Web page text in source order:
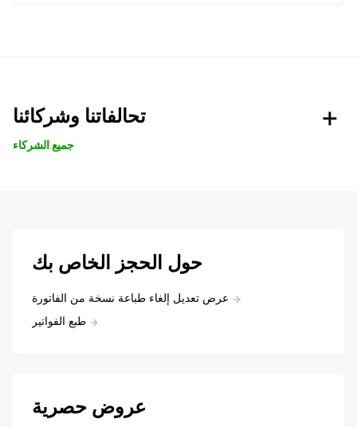
تحالفاتنا وشركائنا
جميع الشركاء
حول الحجز الخاص بك
عرض تعديل إلغاء طباعة نسخة من الفاتورة
طبع الفواتير
عروض حصرية